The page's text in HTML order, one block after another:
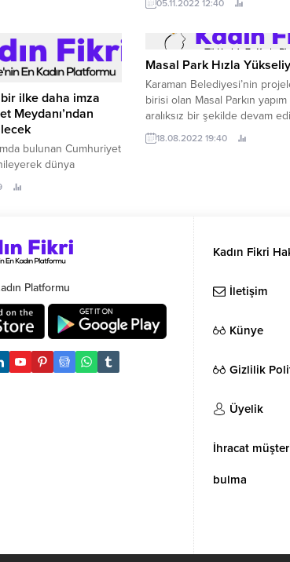
stabilize çalışmalarını
05.11.2022 12:40
ilke daha imza
Meydanı’ndan
bulunan Cumhuriyet
dünya
hale getiren Oran
bir yaşam alanı
girebilecek” dedi.
Masal Park Hızla
Karaman Belediyesi’nin
birisi olan Masal Parkın yapım
aralıksız bir şekilde devam
18.08.2022 19:40
Platformu
Kadın Fikri
İletişim
Künye
Gizlilik
Üyelik
İhracat
bulma